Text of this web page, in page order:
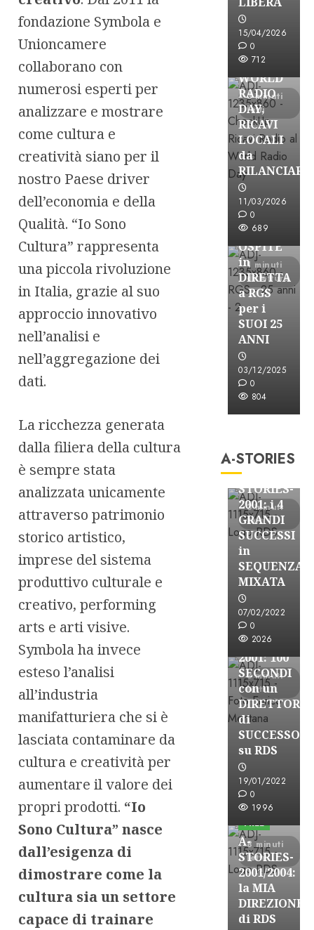
fondazione Symbola e
Unioncamere
collaborano con
numerosi esperti per
analizzare e mostrare
come cultura e
creatività siano per il
nostro Paese driver
dell’economia e della
Qualità. “Io Sono
Cultura” rappresenta
una piccola rivoluzione
in Italia, grazie al suo
approccio innovativo
nell’analisi e
nell’aggregazione dei
dati.
La ricchezza generata
dalla filiera della cultura
è sempre stata
analizzata unicamente
attraverso patrimonio
storico artistico,
imprese del sistema
produttivo culturale e
creativo, performing
arts e arti visive.
Symbola ha invece
esteso l’analisi
all’industria
manifatturiera che si è
lasciata contaminare da
cultura e creatività per
aumentare il valore dei
propri prodotti. “Io
Sono Cultura” nasce
dall’esigenza di
dimostrare come la
cultura sia un settore
capace di trainare
15/04/2026
0
712
3 minuti
letti
Astorri News
FREE
WORLD
RADIO
DAY,
RICAVI
LOCALI
da
RILANCIARE
11/03/2026
0
689
1 minuti
di lettura
Astorri News
FREE
ASTORRI
OSPITE
in
DIRETTA
a RGS
per i
SUOI 25
ANNI
03/12/2025
0
804
A-STORIES
3 minuti
letti
FREE
A-
STORIES-
2001: i 4
GRANDI
SUCCESSI
in
SEQUENZA
MIXATA
07/02/2022
0
2026
3 minuti
letti
A-Stories
FREE
A-
STORIES-
2001: 100
SECONDI
con un
DIRETTORE
di
SUCCESSO
su RDS
19/01/2022
0
1996
8 minuti
letti
A-Stories
Formazione
FREE
A-
STORIES-
2001/2004:
la MIA
DIREZIONE
di RDS
A-Stories